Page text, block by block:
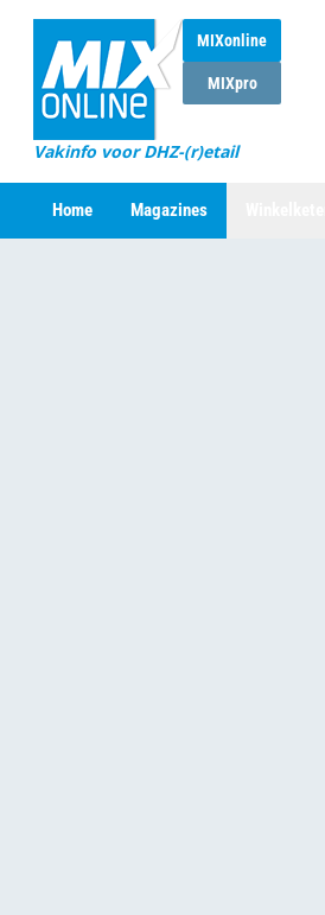
MIXonline
MIXpro
Vakinfo voor DHZ-(r)etail
Home Magazines